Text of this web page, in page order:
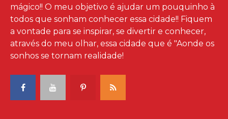
mágico!! O meu objetivo é ajudar um pouquinho à
todos que sonham conhecer essa cidade!! Fiquem
a vontade para se inspirar, se divertir e conhecer,
através do meu olhar, essa cidade que é "Aonde os
sonhos se tornam realidade!